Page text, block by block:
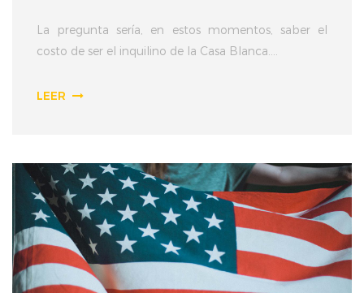
La pregunta sería, en estos momentos, saber el
costo de ser el inquilino de la Casa Blanca....
LEER